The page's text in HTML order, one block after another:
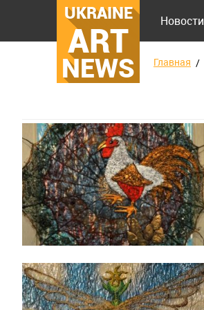
UKRAINE
ART
NEWS
Новости
Главная